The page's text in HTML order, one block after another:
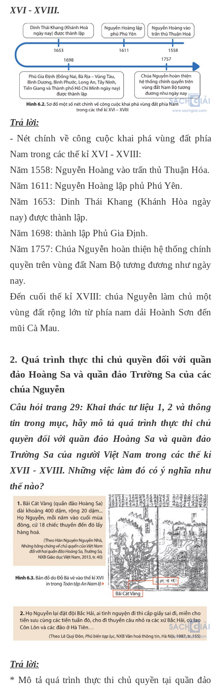
XVI - XVIII.
Trả lời:
- Nét chính về công cuộc khai phá vùng đất phía
Nam trong các thế kỉ XVI - XVIII:
Năm 1558: Nguyễn Hoàng vào trấn thủ Thuận Hóa.
Năm 1611: Nguyễn Hoàng lập phủ Phú Yên.
Năm 1653: Dinh Thái Khang (Khánh Hòa ngày
nay) được thành lập.
Năm 1698: thành lập Phủ Gia Định.
Năm 1757: Chúa Nguyễn hoàn thiện hệ thống chính
quyền trên vùng đất Nam Bộ tương đương như ngày
nay.
Đến cuối thế kỉ XVIII: chúa Nguyễn làm chủ một
vùng đất rộng lớn từ phía nam dải Hoành Sơn đến
mũi Cà Mau.
2. Quá trình thực thi chủ quyền đối với quần
đảo Hoàng Sa và quần đảo Trường Sa của các
chúa Nguyễn
Câu hỏi trang 29: Khai thác tư liệu 1, 2 và thông
tin trong mục, hãy mô tả quá trình thực thi chủ
quyền đối với quần đảo Hoàng Sa và quần đảo
Trường Sa của người Việt Nam trong các thế kỉ
XVII - XVIII. Những việc làm đó có ý nghĩa như
thế nào?
Trả lời:
* Mô tả quá trình thực thi chủ quyền tại quần đảo